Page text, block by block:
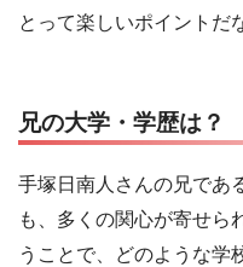
とって楽しいポイントだ
兄の大学・学歴は？
手塚日南人さんの兄であ
も、多くの関心が寄せら
うことで、どのような学